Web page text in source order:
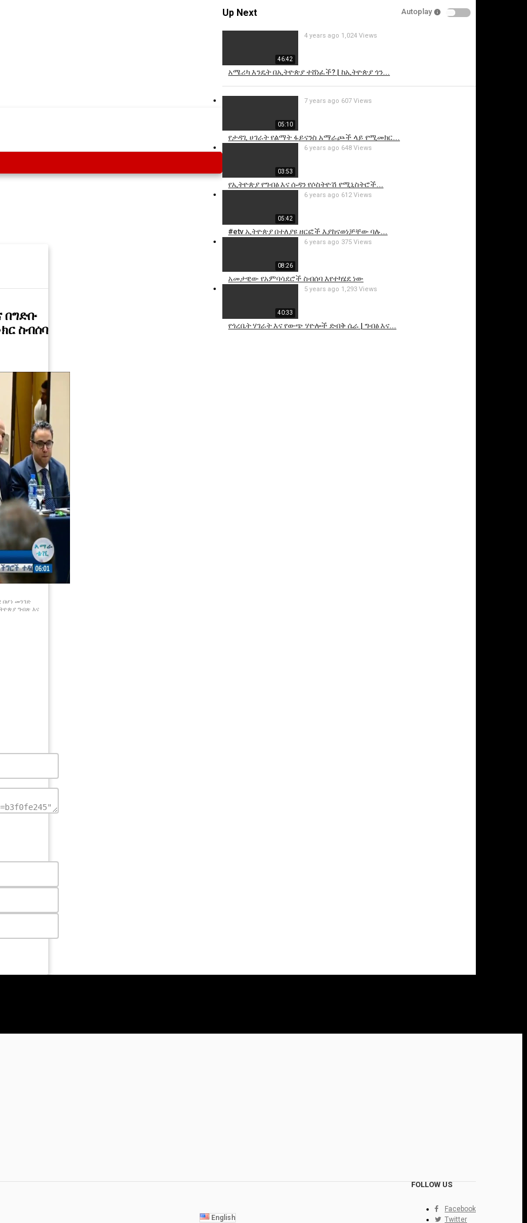
Up Next Autoplay
46:42
አሜሪካ እንዴት በኢትዮጵያ ተሸነፈች? | ከኢትዮጵያ ጎን...
4 years ago 1,024 Views
05:10
የታዳጊ ሀገራት የልማት ፋይናንስ አማራጮች ላይ የሚመክር...
7 years ago 607 Views
03:53
የኢትዮጵያ የግብፅ እና ሱዳን የሶስትዮሽ የሚኒስትሮች...
6 years ago 648 Views
05:42
#etv ኢትዮጵያ በተለያዩ ዘርፎች እያከናወነቻቸው ባሉ...
6 years ago 612 Views
08:26
አመታዊው የአምባሳደሮች ስብሰባ እየተካሄደ ነው
6 years ago 375 Views
40:33
የጎረቤት ሃገራት እና የውጭ ሃዮሎች ድብቅ ሴራ | ግብፅ እና...
5 years ago 1,293 Views
በግድቡ
ስብሰባ
በሆነ መንገድ
ግብጽ እና
FOLLOW US
Facebook
Twitter
English